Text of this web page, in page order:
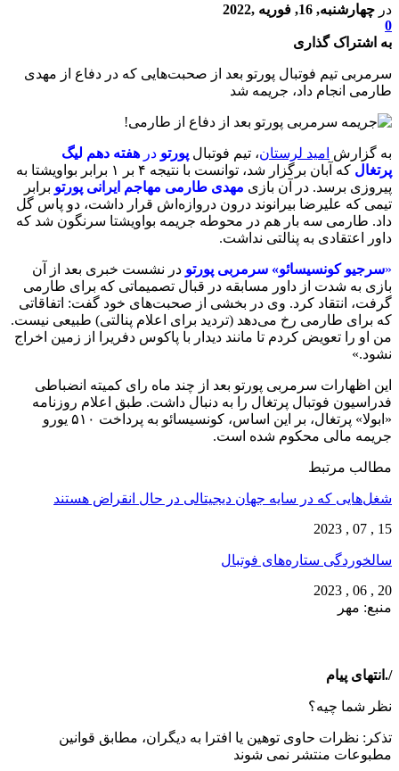
در چهارشنبه, 16, فوریه ,2022
0
به اشتراک گذاری
سرمربی تیم فوتبال پورتو بعد از صحبت‌هایی که در دفاع از مهدی
طارمی انجام داد، جریمه شد
به گزارش امید لرستان، تیم فوتبال پورتو در هفته دهم لیگ
پرتغال
که آبان برگزار شد، توانست با نتیجه ۴ بر ۱ برابر بواویشتا به
پیروزی برسد. در آن بازی مهدی طارمی مهاجم ایرانی پورتو برابر
تیمی که علیرضا بیرانوند درون دروازه‌اش قرار داشت، دو پاس گل
داد. طارمی سه بار هم در محوطه جریمه بواویشتا سرنگون شد که
داور اعتقادی به پنالتی نداشت.
«سرجیو کونسیسائو» سرمربی پورتو در نشست خبری بعد از آن
بازی به شدت از داور مسابقه در قبال تصمیماتی که برای طارمی
گرفت، انتقاد کرد. وی در بخشی از صحبت‌های خود گفت: اتفاقاتی
که برای طارمی رخ می‌دهد (تردید برای اعلام پنالتی) طبیعی نیست.
من او را تعویض کردم تا مانند دیدار با پاکوس دفریرا از زمین اخراج
نشود.»
این اظهارات سرمربی پورتو بعد از چند ماه رای کمیته انضباطی
فدراسیون فوتبال پرتغال را به دنبال داشت. طبق اعلام روزنامه
«ابولا» پرتغال، بر این اساس، کونسیسائو به پرداخت ۵۱۰ یورو
جریمه مالی محکوم شده است.
مطالب مرتبط
شغل‌‌هایی که در سایه جهان دیجیتالی در حال انقراض هستند
15 , 07 , 2023
سالخوردگی ستاره‌های فوتبال
20 , 06 , 2023
منبع: مهر
/.انتهای پیام
نظر شما چیه؟
تذكر: نظرات حاوی توهين يا افترا به ديگران، مطابق قوانين
مطبوعات منتشر نمی شوند